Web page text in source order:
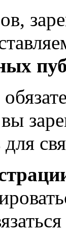
для